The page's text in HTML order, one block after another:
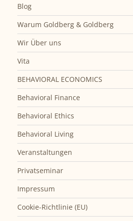
Blog
Warum Goldberg & Goldberg
Wir Über uns
Vita
BEHAVIORAL ECONOMICS
Behavioral Finance
Behavioral Ethics
Behavioral Living
Veranstaltungen
Privatseminar
Impressum
Cookie-Richtlinie (EU)